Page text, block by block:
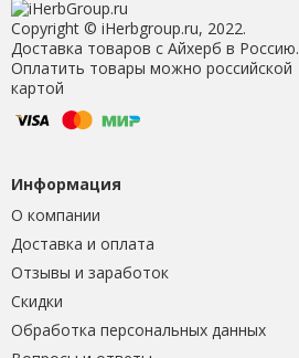
Copyright © iHerbgroup.ru, 2022.
Доставка товаров с Айхерб в Россию.
Оплатить товары можно российской
картой
Информация
О компании
Доставка и оплата
Отзывы и заработок
Скидки
Обработка персональных данных